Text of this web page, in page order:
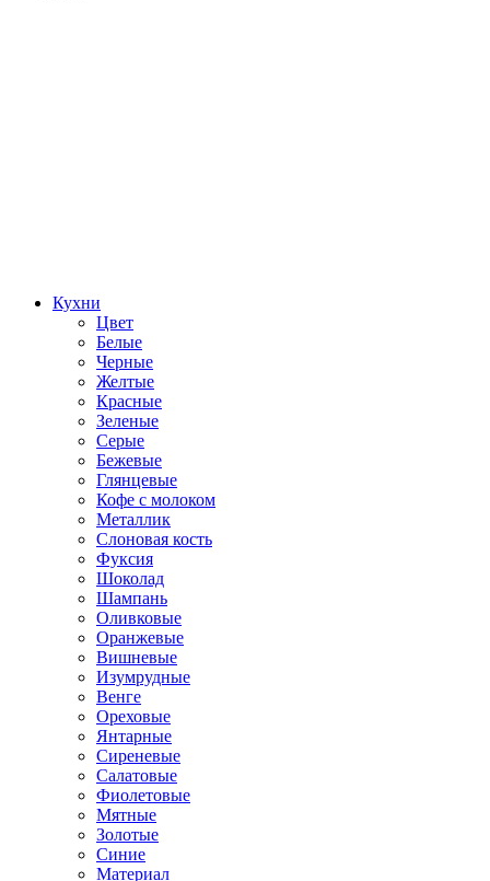
Кухни
Цвет
Белые
Черные
Желтые
Красные
Зеленые
Серые
Бежевые
Глянцевые
Кофе с молоком
Металлик
Слоновая кость
Фуксия
Шоколад
Шампань
Оливковые
Оранжевые
Вишневые
Изумрудные
Венге
Ореховые
Янтарные
Сиреневые
Салатовые
Фиолетовые
Мятные
Золотые
Синие
Материал